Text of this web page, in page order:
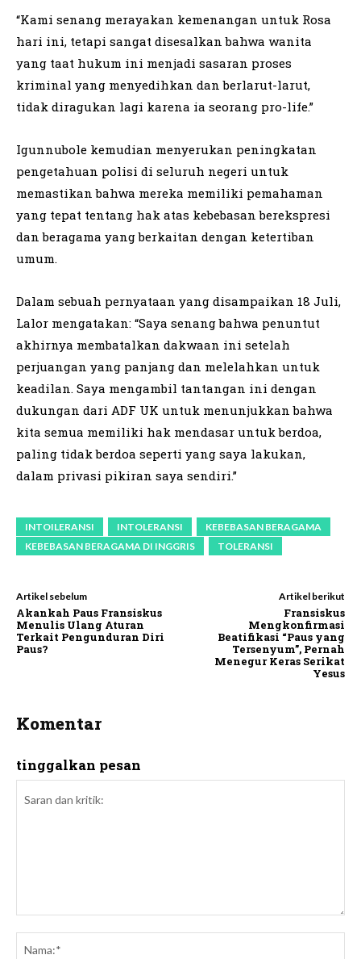
“Kami senang merayakan kemenangan untuk Rosa
hari ini, tetapi sangat disesalkan bahwa wanita
yang taat hukum ini menjadi sasaran proses
kriminal yang menyedihkan dan berlarut-larut,
tidak diragukan lagi karena ia seorang pro-life.”
Igunnubole kemudian menyerukan peningkatan
pengetahuan polisi di seluruh negeri untuk
memastikan bahwa mereka memiliki pemahaman
yang tepat tentang hak atas kebebasan berekspresi
dan beragama yang berkaitan dengan ketertiban
umum.
Dalam sebuah pernyataan yang disampaikan 18 Juli,
Lalor mengatakan: “Saya senang bahwa penuntut
akhirnya membatalkan dakwaan ini setelah
perjuangan yang panjang dan melelahkan untuk
keadilan. Saya mengambil tantangan ini dengan
dukungan dari ADF UK untuk menunjukkan bahwa
kita semua memiliki hak mendasar untuk berdoa,
paling tidak berdoa seperti yang saya lakukan,
dalam privasi pikiran saya sendiri.”
INTOILERANSI INTOLERANSI
KEBEBASAN BERAGAMA
KEBEBASAN BERAGAMA DI INGGRIS
TOLERANSI
Artikel sebelum
Akankah Paus Fransiskus
Menulis Ulang Aturan
Terkait Pengunduran Diri
Paus?
Artikel berikut
Fransiskus
Mengkonfirmasi
Beatifikasi “Paus yang
Tersenyum”, Pernah
Menegur Keras Serikat
Yesus
Komentar
tinggalkan pesan